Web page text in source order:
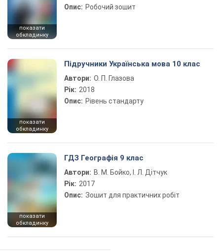
показати
обкладинку
Опис: Робочий зошит
показати
обкладинку
Підручники Українська мова 10 клас
Автори: О. П. Глазова
Рік: 2018
Опис: Рівень стандарту
показати
обкладинку
ГДЗ Географія 9 клас
Автори: В. М. Бойко, І. Л. Дітчук
Рік: 2017
Опис: Зошит для практичних робіт